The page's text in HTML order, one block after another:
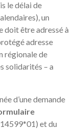
le délai de
un
doit être adressé à
adresse
régionale de
solidarités – a
d’une demande
et du